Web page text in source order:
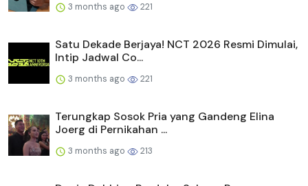
3 months ago 221
Satu Dekade Berjaya! NCT 2026 Resmi Dimulai,
Intip Jadwal Co...
3 months ago 221
Terungkap Sosok Pria yang Gandeng Elina
Joerg di Pernikahan ...
3 months ago 213